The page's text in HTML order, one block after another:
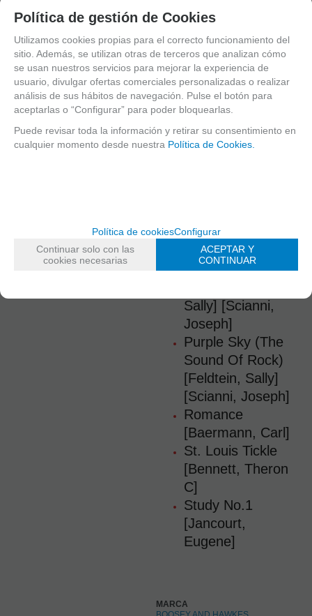
[Hawkins, John]
In A Sentimental
Mood [Ellington,
Duke]
Jazz Duet [Colin,
Charles]
Larghetto
[Mozart, Wolfgang
[Pogson, Steve]
Peanut Butter
(The Sound Of
Sally] [Scianni,
Joseph]
Purple Sky (The
Sound Of Rock)
[Feldtein, Sally]
[Scianni, Joseph]
Romance
[Baermann, Carl]
St. Louis Tickle
[Bennett, Theron
C]
Study No.1
[Jancourt,
Eugene]
MARCA
Política de gestión de Cookies
Utilizamos cookies propias para el correcto funcionamiento del
sitio. Además, se utilizan otras de terceros que analizan cómo
se usan nuestros servicios para mejorar la experiencia de
usuario, divulgar ofertas comerciales personalizadas o realizar
análisis de sus hábitos de navegación. Pulse el botón para
aceptarlas o “Configurar” para poder bloquearlas.
Puede revisar toda la información y retirar su consentimiento en
cualquier momento desde nuestra Política de Cookies.
Política de cookiesConfigurar
Continuar solo con las
cookies necesarias
ACEPTAR Y
CONTINUAR